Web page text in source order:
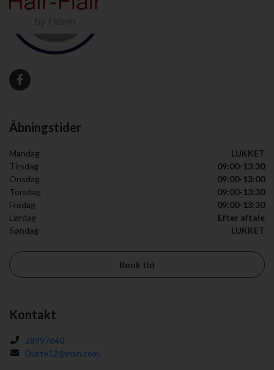
Åbningstider
Mandag
LUKKET
Tirsdag
09:00-13:30
Onsdag
09:00-13:00
Torsdag
09:00-13:30
Fredag
09:00-13:30
Lørdag
Efter aftale
Søndag
LUKKET
Book tid
Kontakt
28997640
Dutte12@msn.com